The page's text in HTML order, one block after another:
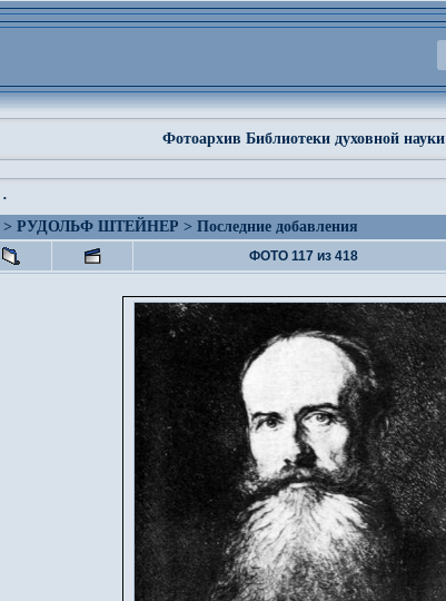
Фотоархив Библиотеки духовной науки
·
> РУДОЛЬФ ШТЕЙНЕР > Последние добавления
ФОТО 117 из 418